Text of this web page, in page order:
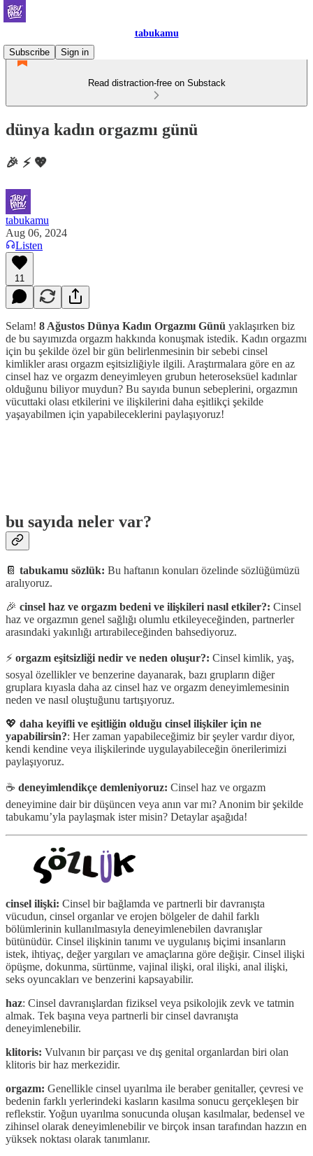
tabukamu
Subscribe
Sign in
Read distraction-free on Substack
dünya kadın orgazmı günü
🎉 ⚡️ 💖
tabukamu
Aug 06, 2024
Listen
11
Selam! 8 Ağustos Dünya Kadın Orgazmı Günü yaklaşırken biz
de bu sayımızda orgazm hakkında konuşmak istedik. Kadın orgazmı
için bu şekilde özel bir gün belirlenmesinin bir sebebi cinsel
kimlikler arası orgazm eşitsizliğiyle ilgili. Araştırmalara göre en az
cinsel haz ve orgazm deneyimleyen grubun heteroseksüel kadınlar
olduğunu biliyor muydun? Bu sayıda bunun sebeplerini, orgazmın
vücuttaki olası etkilerini ve ilişkilerini daha eşitlikçi şekilde
yaşayabilmen için yapabileceklerini paylaşıyoruz!
bu sayıda neler var?
📔 tabukamu sözlük: Bu haftanın konuları özelinde sözlüğümüzü
aralıyoruz.
🎉 cinsel haz ve orgazm bedeni ve ilişkileri nasıl etkiler?: Cinsel
haz ve orgazmın genel sağlığı olumlu etkileyeceğinden, partnerler
arasındaki yakınlığı artırabileceğinden bahsediyoruz.
⚡️ orgazm eşitsizliği nedir ve neden oluşur?: Cinsel kimlik, yaş,
sosyal özellikler ve benzerine dayanarak, bazı grupların diğer
gruplara kıyasla daha az cinsel haz ve orgazm deneyimlemesinin
neden ve nasıl oluştuğunu tartışıyoruz.
💖 daha keyifli ve eşitliğin olduğu cinsel ilişkiler için ne
yapabilirsin?: Her zaman yapabileceğimiz bir şeyler vardır diyor,
kendi kendine veya ilişkilerinde uygulayabileceğin önerilerimizi
paylaşıyoruz.
☕️ deneyimlendikçe demleniyoruz: Cinsel haz ve orgazm
deneyimine dair bir düşüncen veya anın var mı? Anonim bir şekilde
tabukamu’yla paylaşmak ister misin? Detaylar aşağıda!
cinsel ilişki: Cinsel bir bağlamda ve partnerli bir davranışta
vücudun, cinsel organlar ve erojen bölgeler de dahil farklı
bölümlerinin kullanılmasıyla deneyimlenebilen davranışlar
bütünüdür. Cinsel ilişkinin tanımı ve uygulanış biçimi insanların
istek, ihtiyaç, değer yargıları ve amaçlarına göre değişir. Cinsel ilişki
öpüşme, dokunma, sürtünme, vajinal ilişki, oral ilişki, anal ilişki,
seks oyuncakları ve benzerini kapsayabilir.
haz: Cinsel davranışlardan fiziksel veya psikolojik zevk ve tatmin
almak. Tek başına veya partnerli bir cinsel davranışta
deneyimlenebilir.
klitoris: Vulvanın bir parçası ve dış genital organlardan biri olan
klitoris bir haz merkezidir.
orgazm: Genellikle cinsel uyarılma ile beraber genitaller, çevresi ve
bedenin farklı yerlerindeki kasların kasılma sonucu gerçekleşen bir
reflekstir. Yoğun uyarılma sonucunda oluşan kasılmalar, bedensel ve
zihinsel olarak deneyimlenebilir ve birçok insan tarafından hazzın en
yüksek noktası olarak tanımlanır.